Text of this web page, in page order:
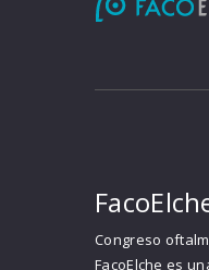
Congreso
FacoElche es